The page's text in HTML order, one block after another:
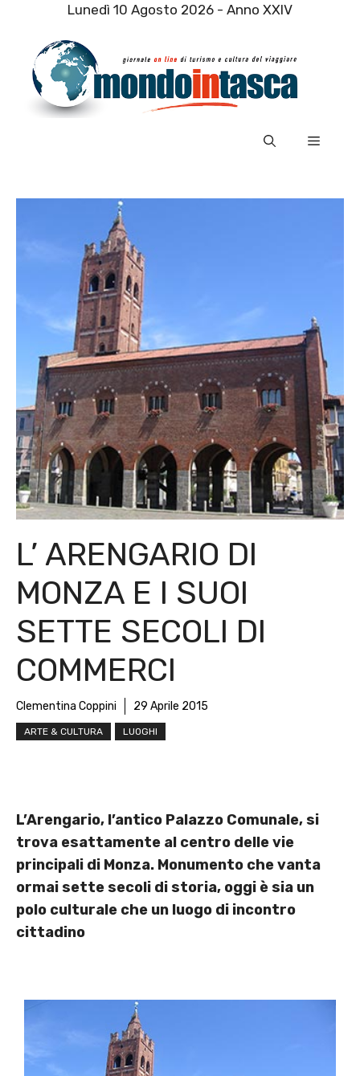
contenuto
Lunedì 10 Agosto 2026 - Anno XXIV
Menu
L’ ARENGARIO DI
MONZA E I SUOI
SETTE SECOLI DI
COMMERCI
Clementina Coppini 29 Aprile 2015
ARTE & CULTURA LUOGHI
L’Arengario, l’antico Palazzo Comunale, si
trova esattamente al centro delle vie
principali di Monza. Monumento che vanta
ormai sette secoli di storia, oggi è sia un
polo culturale che un luogo di incontro
cittadino